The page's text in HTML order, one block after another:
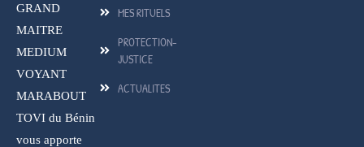
GRAND
MAITRE
MEDIUM
VOYANT
MARABOUT
TOVI du Bénin
vous apporte
MES RITUELS
PROTECTION-
JUSTICE
ACTUALITES